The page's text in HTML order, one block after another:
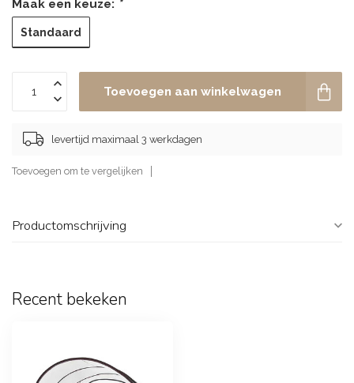
Maak een keuze: *
Standaard
Toevoegen aan winkelwagen
levertijd maximaal 3 werkdagen
Toevoegen om te vergelijken
Productomschrijving
Recent bekeken